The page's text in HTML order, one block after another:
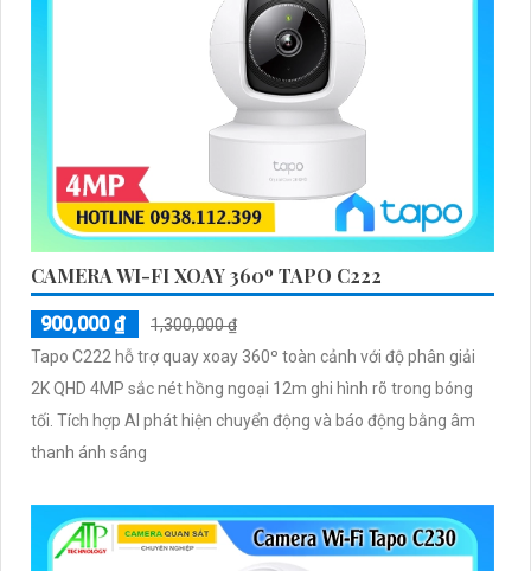
CAMERA WI-FI XOAY 360º TAPO C222
900,000 ₫
1,300,000 ₫
Tapo C222 hỗ trợ quay xoay 360º toàn cảnh với độ phân giải
2K QHD 4MP sắc nét hồng ngoại 12m ghi hình rõ trong bóng
tối. Tích hợp AI phát hiện chuyển động và báo động bằng âm
thanh ánh sáng